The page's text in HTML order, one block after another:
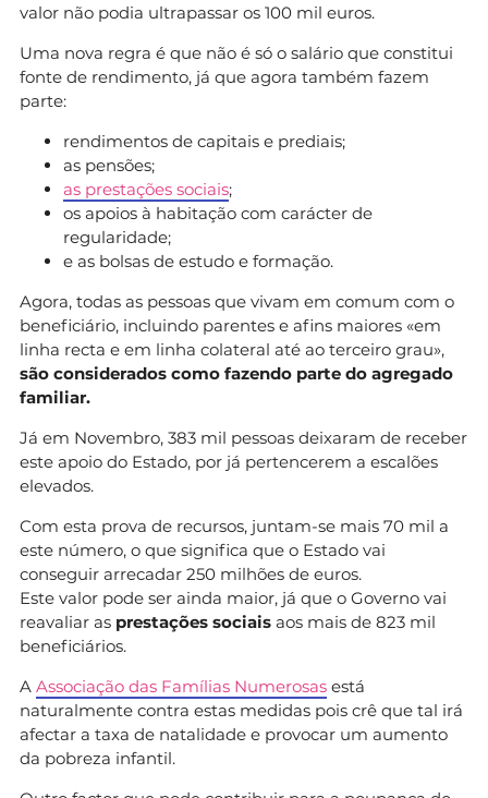
valor não podia ultrapassar os 100 mil euros.
Uma nova regra é que não é só o salário que constitui
fonte de rendimento, já que agora também fazem
parte:
rendimentos de capitais e prediais;
as pensões;
as prestações sociais;
os apoios à habitação com carácter de
regularidade;
e as bolsas de estudo e formação.
Agora, todas as pessoas que vivam em comum com o
beneficiário, incluindo parentes e afins maiores «em
linha recta e em linha colateral até ao terceiro grau»,
são considerados como fazendo parte do agregado
familiar.
Já em Novembro, 383 mil pessoas deixaram de receber
este apoio do Estado, por já pertencerem a escalões
elevados.
Com esta prova de recursos, juntam-se mais 70 mil a
este número, o que significa que o Estado vai
conseguir arrecadar 250 milhões de euros.
Este valor pode ser ainda maior, já que o Governo vai
reavaliar as prestações sociais aos mais de 823 mil
beneficiários.
A Associação das Famílias Numerosas está
naturalmente contra estas medidas pois crê que tal irá
afectar a taxa de natalidade e provocar um aumento
da pobreza infantil.